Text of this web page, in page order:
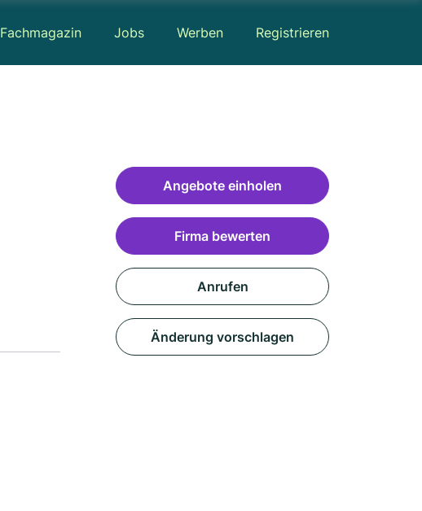
Fachmagazin Jobs Werben Registrieren
Angebote einholen
Firma bewerten
Anrufen
Änderung vorschlagen